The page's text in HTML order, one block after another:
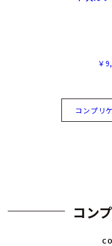
￥
コンプリ
コン